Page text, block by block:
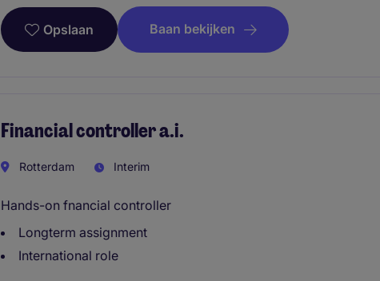
Opslaan Baan bekijken
Financial controller a.i.
Rotterdam Interim
Hands-on fnancial controller
Longterm assignment
International role